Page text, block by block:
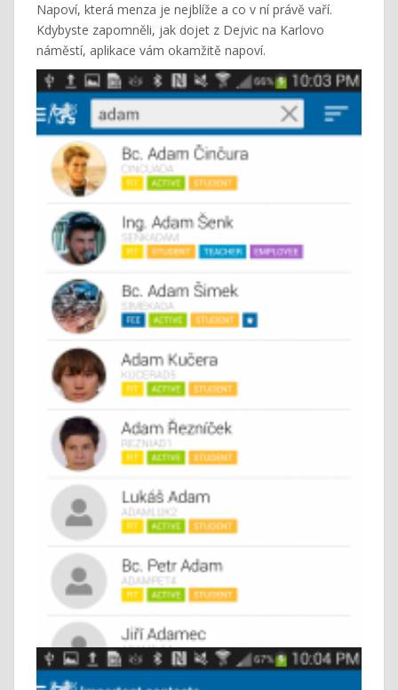
Napoví, která menza je nejblíže a co v ní právě vaří.
Kdybyste zapomněli, jak dojet z Dejvic na Karlovo
náměstí, aplikace vám okamžitě napoví.